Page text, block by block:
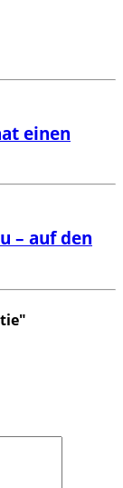
einen
– auf den